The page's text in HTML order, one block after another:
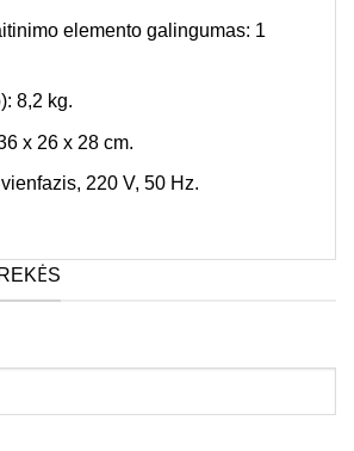
elemento galingumas: 1
8,2 kg.
x 26 x 28 cm.
220 V, 50 Hz.